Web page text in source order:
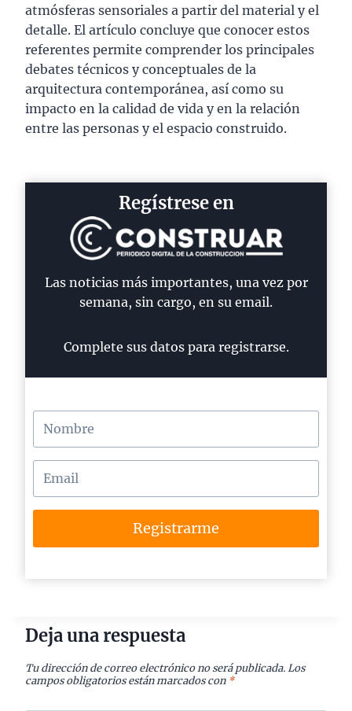
atmósferas sensoriales a partir del material y el
detalle. El artículo concluye que conocer estos
referentes permite comprender los principales
debates técnicos y conceptuales de la
arquitectura contemporánea, así como su
impacto en la calidad de vida y en la relación
entre las personas y el espacio construido.
Regístrese en
Las noticias más importantes, una vez por
semana, sin cargo, en su email.
Complete sus datos para registrarse.
Registrarme
Deja una respuesta
Tu dirección de correo electrónico no será publicada. Los
campos obligatorios están marcados con *